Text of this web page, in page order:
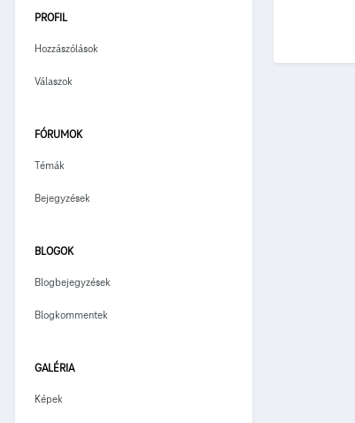
PROFIL
Hozzászólások
Válaszok
FÓRUMOK
Témák
Bejegyzések
BLOGOK
Blogbejegyzések
Blogkommentek
GALÉRIA
Képek